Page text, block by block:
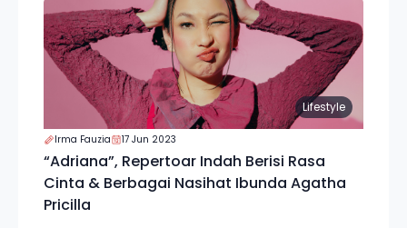
Lifestyle
Irma Fauzia 17 Jun 2023
“Adriana”, Repertoar Indah Berisi Rasa
Cinta & Berbagai Nasihat Ibunda Agatha
Pricilla